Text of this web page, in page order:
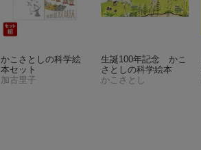
かこさとしの科学絵
本セット
加古里子
生誕100年記念 かこ
さとしの科学絵本
かこさとし